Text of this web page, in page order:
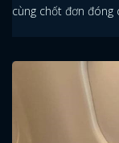
cùng chốt đơn đóng